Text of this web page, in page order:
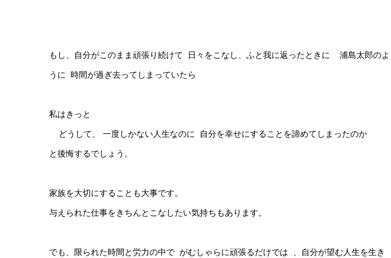
もし、自分がこのまま頑張り続けて 日々をこなし、ふと我に返ったときに 浦島太郎のよ
うに 時間が過ぎ去ってしまっていたら
私はきっと
どうして、 一度しかない人生なのに 自分を幸せにすることを諦めてしまったのか
と後悔するでしょう。
家族を大切にすることも大事です。
与えられた仕事をきちんとこなしたい気持ちもあります。
でも、限られた時間と労力の中で がむしゃらに頑張るだけでは 、自分が望む人生を生き